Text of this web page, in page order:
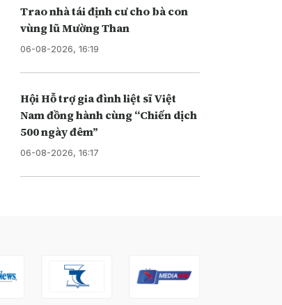
Tr ao nhà tái định cư cho bà con
vùng lũ Mường Than
06-08-2026, 16:19
Hội Hỗ trợ gia đình liệt sĩ Việt
Nam đồng hành cùng “Chiến dịch
500 ngày đêm”
06-08-2026, 16:17